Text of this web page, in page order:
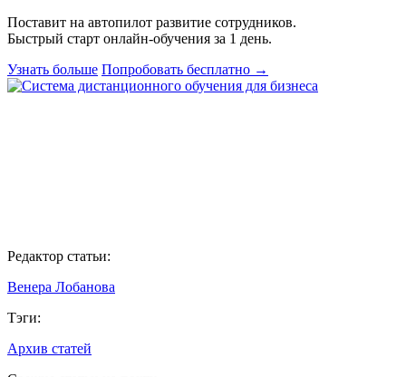
Поставит на автопилот развитие сотрудников.
Быстрый старт онлайн‑обучения за 1 день.
Узнать больше Попробовать бесплатно →
Редактор статьи:
Венера Лобанова
Тэги:
Архив статей